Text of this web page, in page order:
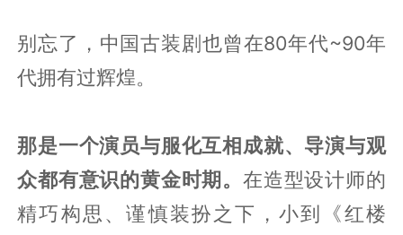
别忘了，中国古装剧也曾在80年代~90年
代拥有过辉煌。
那是一个演员与服化互相成就、导演与观
众都有意识的黄金时期。在造型设计师的
精巧构思、谨慎装扮之下，小到《红楼